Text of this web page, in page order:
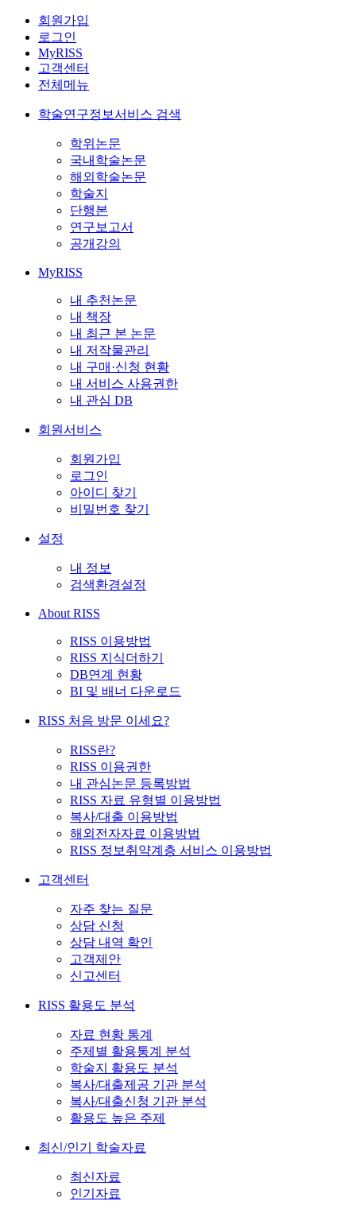
회원가입
로그인
MyRISS
고객센터
전체메뉴
학술연구정보서비스 검색
학위논문
국내학술논문
해외학술논문
학술지
단행본
연구보고서
공개강의
MyRISS
내 추천논문
내 책장
내 최근 본 논문
내 저작물관리
내 구매·신청 현황
내 서비스 사용권한
내 관심 DB
회원서비스
회원가입
로그인
아이디 찾기
비밀번호 찾기
설정
내 정보
검색환경설정
About RISS
RISS 이용방법
RISS 지식더하기
DB연계 현황
BI 및 배너 다운로드
RISS 처음 방문 이세요?
RISS란?
RISS 이용권한
내 관심논문 등록방법
RISS 자료 유형별 이용방법
복사/대출 이용방법
해외전자자료 이용방법
RISS 정보취약계층 서비스 이용방법
고객센터
자주 찾는 질문
상담 신청
상담 내역 확인
고객제안
신고센터
RISS 활용도 분석
자료 현황 통계
주제별 활용통계 분석
학술지 활용도 분석
복사/대출제공 기관 분석
복사/대출신청 기관 분석
활용도 높은 주제
최신/인기 학술자료
최신자료
인기자료